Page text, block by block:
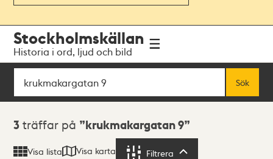
navigationen
huvudinnehållet
Stockholmskällan
Historia i ord, ljud och bild
Sök
Sök
Sökresultat
3 träffar på krukmakargatan 9
Visa lista Visa karta Filtrera